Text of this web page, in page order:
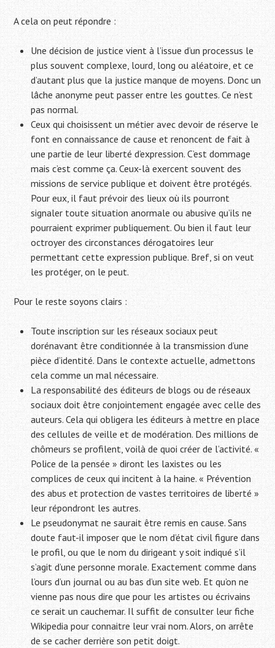
A cela on peut répondre :
Une décision de justice vient à l’issue d’un processus le
plus souvent complexe, lourd, long ou aléatoire, et ce
d’autant plus que la justice manque de moyens. Donc un
lâche anonyme peut passer entre les gouttes. Ce n’est
pas normal.
Ceux qui choisissent un métier avec devoir de réserve le
font en connaissance de cause et renoncent de fait à
une partie de leur liberté d’expression. C’est dommage
mais c’est comme ça. Ceux-là exercent souvent des
missions de service publique et doivent être protégés.
Pour eux, il faut prévoir des lieux où ils pourront
signaler toute situation anormale ou abusive qu’ils ne
pourraient exprimer publiquement. Ou bien il faut leur
octroyer des circonstances dérogatoires leur
permettant cette expression publique. Bref, si on veut
les protéger, on le peut.
Pour le reste soyons clairs :
Toute inscription sur les réseaux sociaux peut
dorénavant être conditionnée à la transmission d’une
pièce d’identité. Dans le contexte actuelle, admettons
cela comme un mal nécessaire.
La responsabilité des éditeurs de blogs ou de réseaux
sociaux doit être conjointement engagée avec celle des
auteurs. Cela qui obligera les éditeurs à mettre en place
des cellules de veille et de modération. Des millions de
chômeurs se profilent, voilà de quoi créer de l’activité. «
Police de la pensée » diront les laxistes ou les
complices de ceux qui incitent à la haine. « Prévention
des abus et protection de vastes territoires de liberté »
leur répondront les autres.
Le pseudonymat ne saurait être remis en cause. Sans
doute faut-il imposer que le nom d’état civil figure dans
le profil, ou que le nom du dirigeant y soit indiqué s’il
s’agit d’une personne morale. Exactement comme dans
l’ours d’un journal ou au bas d’un site web. Et qu’on ne
vienne pas nous dire que pour les artistes ou écrivains
ce serait un cauchemar. Il suffit de consulter leur fiche
Wikipedia pour connaitre leur vrai nom. Alors, on arrête
de se cacher derrière son petit doigt.